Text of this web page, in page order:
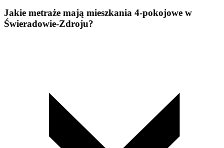
Jakie metraże mają mieszkania 4-pokojowe w
Świeradowie-Zdroju?